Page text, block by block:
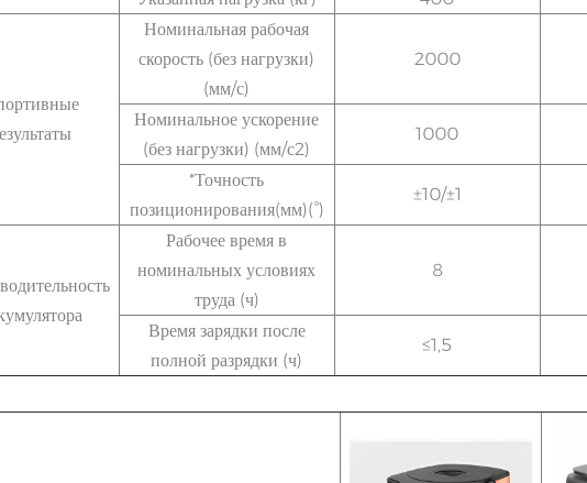
Номинальная рабочая
скорость (без нагрузки)
(мм/с)
2000
Номинальное ускорение
(без нагрузки) (мм/с2)
1000
*Точность
позиционирования(мм)(°)
±10/±1
Рабочее время в
номинальных условиях
труда (ч)
8
Время зарядки после
полной разрядки (ч)
≤1,5